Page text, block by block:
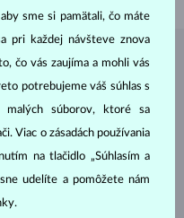
KLENOTA
sme si pamätali, čo máte
pri každej návšteve znova
čo vás zaujíma a mohli vás
potrebujeme váš súhlas s
malých súborov, ktoré sa
Viac o zásadách používania
na tlačidlo „Súhlasím a
udelíte a pomôžete nám